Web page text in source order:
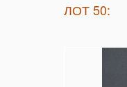
ЛОТ 50: